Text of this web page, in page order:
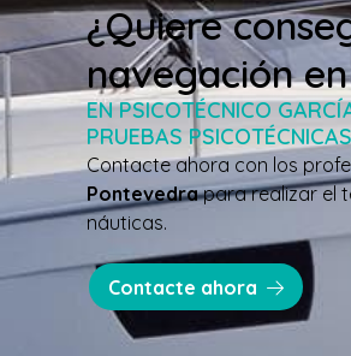
¿Quiere
navegación
EN PSICOTÉCNICO
PRUEBAS PSICOTÉCNICAS
Contacte ahora con los
Pontevedrapara realizar el
náuticas.
Contacte ahora